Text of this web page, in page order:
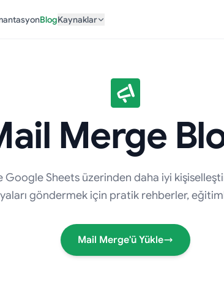
BlogKaynaklar
Merge
Google Sheets üzerinden daha iyi
göndermek için pratik rehberler,
Mail Merge'ü Yükle